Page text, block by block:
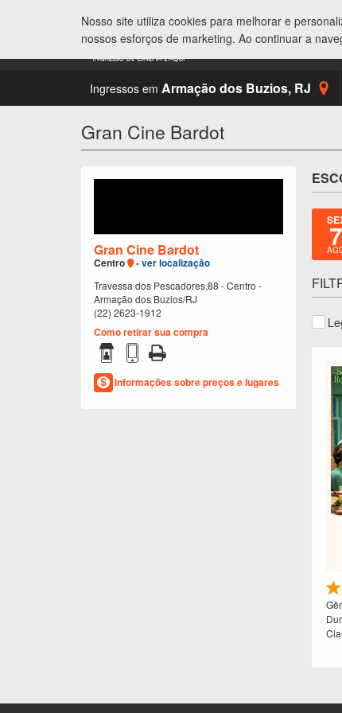
Ingressos em Armação dos Buzios, RJ
Gran Cine Bardot
Gran Cine Bardot
Centro - ver localização
Travessa dos Pescadores,88 - Centro -
Armação dos Buzios/RJ
(22) 2623-1912
Como retirar sua compra
Informações sobre preços e lugares
7
Nosso site utiliza cookies para melhorar e
nossos esforços de marketing. Ao continuar a